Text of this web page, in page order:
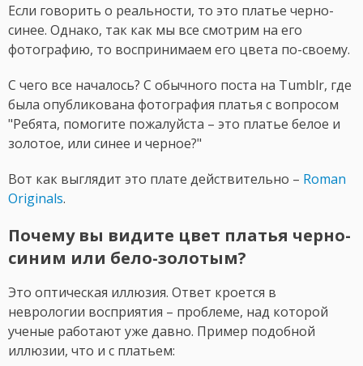
Если говорить о реальности, то это платье черно-
синее. Однако, так как мы все смотрим на его
фотографию, то воспринимаем его цвета по-своему.
С чего все началось? С обычного поста на Tumblr, где
была опубликована фотография платья с вопросом
"Ребята, помогите пожалуйста – это платье белое и
золотое, или синее и черное?"
Вот как выглядит это плате действительно – Roman
Originals.
Почему вы видите цвет платья черно-
синим или бело-золотым?
Это оптическая иллюзия. Ответ кроется в
неврологии восприятия – проблеме, над которой
ученые работают уже давно. Пример подобной
иллюзии, что и с платьем: